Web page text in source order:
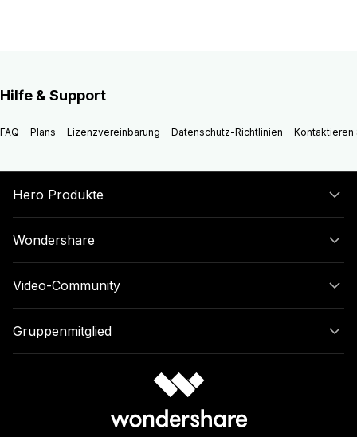
Hilfe & Support
FAQ Plans Lizenzvereinbarung Datenschutz-Richtlinien Kontaktieren
Hero Produkte
Wondershare
Video-Community
Gruppenmitglied